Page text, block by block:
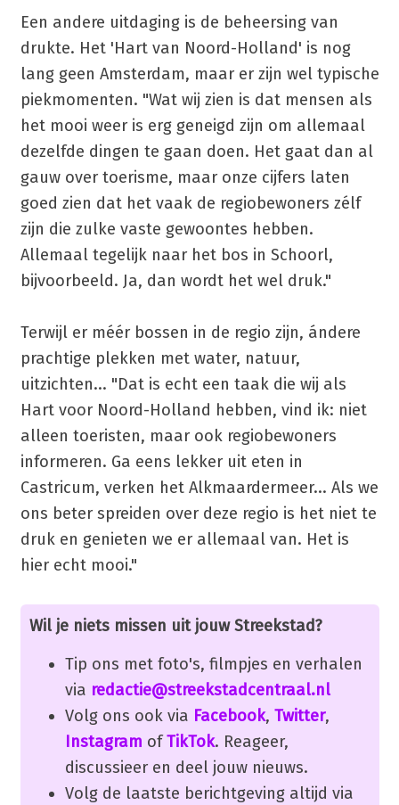
Een andere uitdaging is de beheersing van
drukte. Het 'Hart van Noord-Holland' is nog
lang geen Amsterdam, maar er zijn wel typische
piekmomenten. "Wat wij zien is dat mensen als
het mooi weer is erg geneigd zijn om allemaal
dezelfde dingen te gaan doen. Het gaat dan al
gauw over toerisme, maar onze cijfers laten
goed zien dat het vaak de regiobewoners zélf
zijn die zulke vaste gewoontes hebben.
Allemaal tegelijk naar het bos in Schoorl,
bijvoorbeeld. Ja, dan wordt het wel druk."
Terwijl er méér bossen in de regio zijn, ándere
prachtige plekken met water, natuur,
uitzichten... "Dat is echt een taak die wij als
Hart voor Noord-Holland hebben, vind ik: niet
alleen toeristen, maar ook regiobewoners
informeren. Ga eens lekker uit eten in
Castricum, verken het Alkmaardermeer... Als we
ons beter spreiden over deze regio is het niet te
druk en genieten we er allemaal van. Het is
hier echt mooi."
Wil je niets missen uit jouw Streekstad?
Tip ons met foto's, filmpjes en verhalen
via redactie@streekstadcentraal.nl
Volg ons ook via Facebook, Twitter,
Instagram ofTikTok. Reageer,
discussieer en deel jouw nieuws.
Volg de laatste berichtgeving altijd via